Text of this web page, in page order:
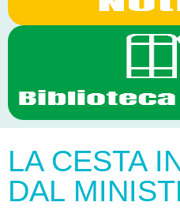
LA CESTA
DAL